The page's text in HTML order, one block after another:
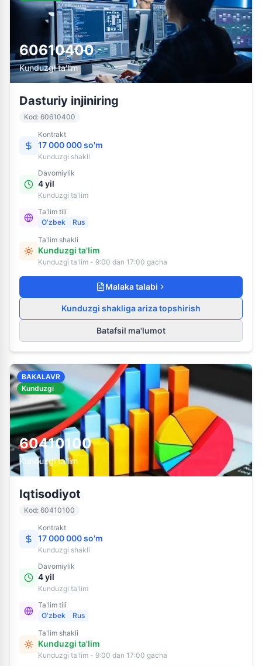
60610400
Kunduzgi ta'lim
Dasturiy injiniring
Kod: 60610400
Kontrakt
17 000 000 so'm
Kunduzgi shakli
Davomiylik
4 yil
Kunduzgi ta'lim
Ta'lim tili
O'zbek
Rus
Ta'lim shakli
Kunduzgi ta'lim
Kunduzgi ta'lim - 9:00 dan 17:00 gacha
Malaka talabi
Kunduzgi shakliga ariza topshirish
Batafsil ma'lumot
60410100
Kunduzgi ta'lim
BAKALAVR
Kunduzgi
Iqtisodiyot
Kod: 60410100
Kontrakt
17 000 000 so'm
Kunduzgi shakli
Davomiylik
4 yil
Kunduzgi ta'lim
Ta'lim tili
O'zbek
Rus
Ta'lim shakli
Kunduzgi ta'lim
Kunduzgi ta'lim - 9:00 dan 17:00 gacha